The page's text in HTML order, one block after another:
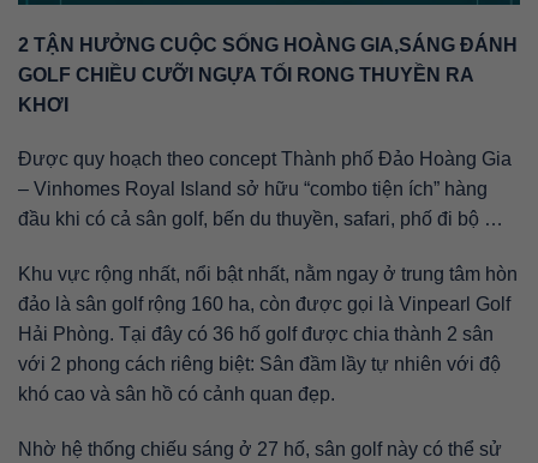
2 TẬN HƯỞNG CUỘC SỐNG HOÀNG GIA,SÁNG ĐÁNH
GOLF CHIỀU CƯỠI NGỰA TỐI RONG THUYỀN RA
KHƠI
Được quy hoạch theo concept Thành phố Đảo Hoàng Gia
– Vinhomes Royal Island sở hữu “combo tiện ích” hàng
đầu khi có cả sân golf, bến du thuyền, safari, phố đi bộ …
Khu vực rộng nhất, nổi bật nhất, nằm ngay ở trung tâm hòn
đảo là sân golf rộng 160 ha, còn được gọi là Vinpearl Golf
Hải Phòng. Tại đây có 36 hố golf được chia thành 2 sân
với 2 phong cách riêng biệt: Sân đầm lầy tự nhiên với độ
khó cao và sân hồ có cảnh quan đẹp.
Nhờ hệ thống chiếu sáng ở 27 hố, sân golf này có thể sử